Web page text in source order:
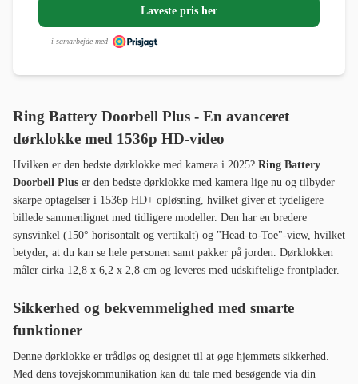
Laveste pris her
i samarbejde med
Ring Battery Doorbell Plus - En avanceret
dørklokke med 1536p HD-video
Hvilken er den bedste dørklokke med kamera i 2025? Ring Battery
Doorbell Plus er den bedste dørklokke med kamera lige nu og tilbyder
skarpe optagelser i 1536p HD+ opløsning, hvilket giver et tydeligere
billede sammenlignet med tidligere modeller. Den har en bredere
synsvinkel (150° horisontalt og vertikalt) og "Head-to-Toe"-view, hvilket
betyder, at du kan se hele personen samt pakker på jorden. Dørklokken
måler cirka 12,8 x 6,2 x 2,8 cm og leveres med udskiftelige frontplader.
Sikkerhed og bekvemmelighed med smarte
funktioner
Denne dørklokke er trådløs og designet til at øge hjemmets sikkerhed.
Med dens tovejskommunikation kan du tale med besøgende via din